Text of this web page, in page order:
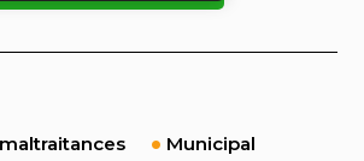
Municipal